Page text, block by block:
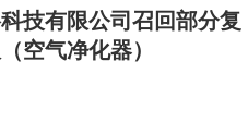
技有限公司召回部分复
空气净化器）